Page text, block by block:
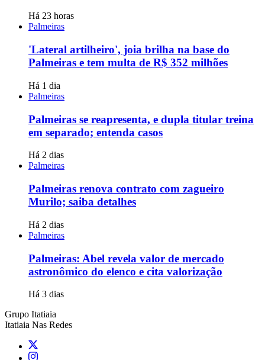
Há 23 horas
Palmeiras
'Lateral artilheiro', joia brilha na base do
Palmeiras e tem multa de R$ 352 milhões
Há 1 dia
Palmeiras
Palmeiras se reapresenta, e dupla titular treina
em separado; entenda casos
Há 2 dias
Palmeiras
Palmeiras renova contrato com zagueiro
Murilo; saiba detalhes
Há 2 dias
Palmeiras
Palmeiras: Abel revela valor de mercado
astronômico do elenco e cita valorização
Há 3 dias
Grupo Itatiaia
Itatiaia Nas Redes